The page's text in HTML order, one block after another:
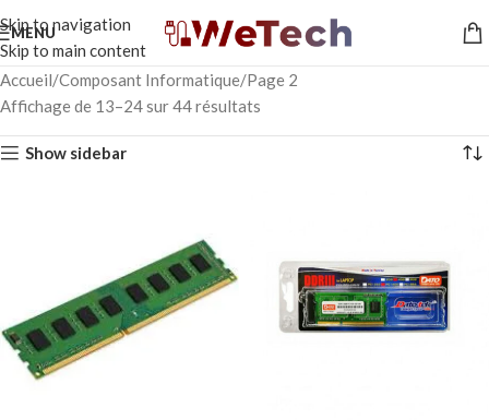
Skip to navigation
Skip to main content
MENU
Accueil Composant Informatique Page 2
Affichage de 13–24 sur 44 résultats
Show sidebar